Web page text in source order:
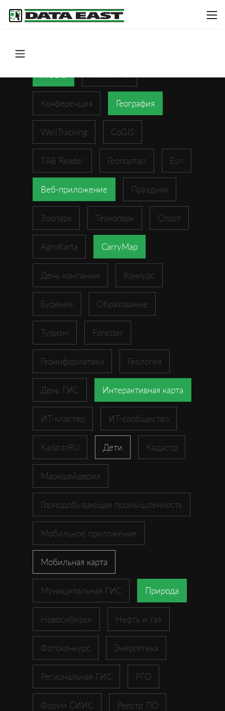
Конференция География
WellTracking CoGIS
TAB Reader Геопортал Esri
Веб-приложение Праздник
Зоопарк Технопарк Спорт
AgroKarta CarryMap
День компании Конкурс
Бурение Образование
Туризм Forester
Геоинформатика Геология
День ГИС Интерактивная карта
ИТ-кластер ИТ-сообщество
KadastrRU Дети Кадастр
Маркшейдерия
Горнодобывающая промышленность
Мобильное приложение
Мобильная карта
Муниципальная ГИС Природа
Новосибирск Нефть и газ
Фотоконкурс Энергетика
Региональная ГИС РГО
Форум СИИС Реестр ПО